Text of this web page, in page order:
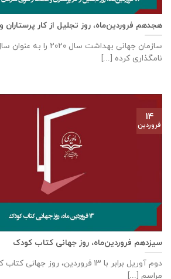
هجدهم فروردین‌ماه، روز تجلیل از کار پرستاران
سازمان جهانی بهداشت
نامگذاری کرده [...]
سیزدهم فروردین‌ماه، روز جهانی کتاب کودک
دوم آوریل برابر با ۱۳ فروردین، روز
مراسم [...]
۱۴
فروردین